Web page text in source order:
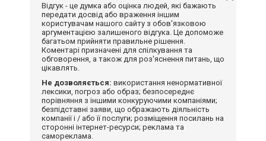
Відгук - це думка або оцінка людей, які бажають
передати досвід або враження іншим
користувачам нашого сайту з обов'язковою
аргументацією залишеного відгука. Це допоможе
багатьом прийняти правильне рішення.
Коментарі призначені для спілкування та
обговорення, а також для роз'яснення питань, що
цікавлять.
Не дозволяється: використання ненормативної
лексики, погроз або образ; безпосереднє
порівняння з іншими конкуруючими компаніями;
безпідставні заяви, що ображають діяльність
компанії і / або її послуги; розміщення посилань на
сторонні інтернет-ресурси; реклама та
самореклама.